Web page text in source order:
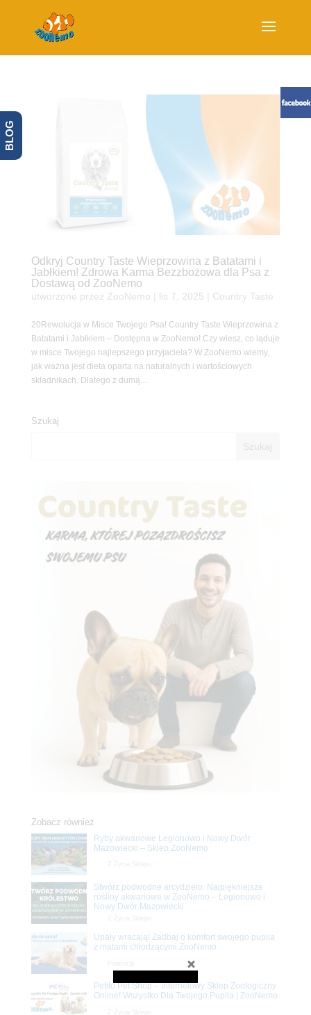
Odkryj Country Taste Wieprzowina z Batatami i
Jabłkiem! Zdrowa Karma Bezzbożowa dla Psa z
Dostawą od ZooNemo
utworzone przez ZooNemo lis 7, 2025 Country Taste
20Rewolucja w Misce Twojego Psa! Country Taste Wieprzowina z
Batatami i Jabłkiem – Dostępna w ZooNemo! Czy wiesz, co ląduje
w misce Twojego najlepszego przyjaciela? W ZooNemo wiemy,
jak ważna jest dieta oparta na naturalnych i wartościowych
składnikach. Dlatego z dumą...
Szukaj
Zobacz również
Ryby akwariowe Legionowo i Nowy Dwór
Mazowiecki – Sklep ZooNemo
Stwórz podwodne arcydzieło: Najpiękniejsze
rośliny akwariowe w ZooNemo – Legionowo i
Nowy Dwór Mazowiecki
Upały wracają! Zadbaj o komfort swojego pupila
z matami chłodzącymi ZooNemo
Petito Pet Shop – Internetowy Sklep Zoologiczny
Online! Wszystko Dla Twojego Pupila | ZooNemo
BLOG